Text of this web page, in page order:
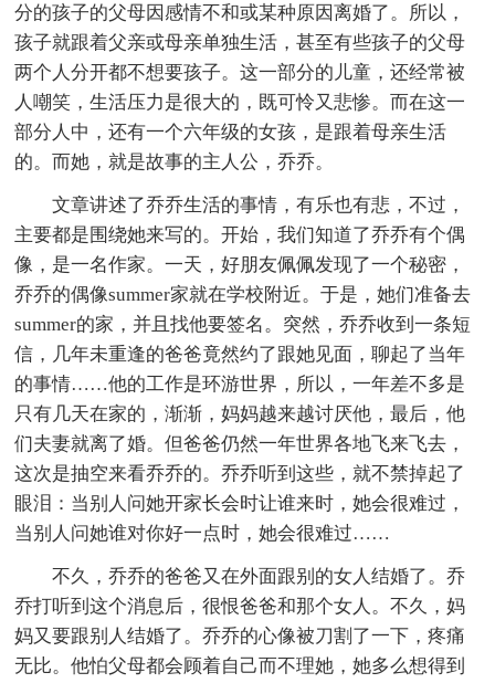
分的孩子的父母因感情不和或某种原因离婚了。所以，
孩子就跟着父亲或母亲单独生活，甚至有些孩子的父母
两个人分开都不想要孩子。这一部分的儿童，还经常被
人嘲笑，生活压力是很大的，既可怜又悲惨。而在这一
部分人中，还有一个六年级的女孩，是跟着母亲生活
的。而她，就是故事的主人公，乔乔。
文章讲述了乔乔生活的事情，有乐也有悲，不过，
主要都是围绕她来写的。开始，我们知道了乔乔有个偶
像，是一名作家。一天，好朋友佩佩发现了一个秘密，
乔乔的偶像summer家就在学校附近。于是，她们准备去
summer的家，并且找他要签名。突然，乔乔收到一条短
信，几年未重逢的爸爸竟然约了跟她见面，聊起了当年
的事情……他的工作是环游世界，所以，一年差不多是
只有几天在家的，渐渐，妈妈越来越讨厌他，最后，他
们夫妻就离了婚。但爸爸仍然一年世界各地飞来飞去，
这次是抽空来看乔乔的。乔乔听到这些，就不禁掉起了
眼泪：当别人问她开家长会时让谁来时，她会很难过，
当别人问她谁对你好一点时，她会很难过……
不久，乔乔的爸爸又在外面跟别的女人结婚了。乔
乔打听到这个消息后，很恨爸爸和那个女人。不久，妈
妈又要跟别人结婚了。乔乔的心像被刀割了一下，疼痛
无比。他怕父母都会顾着自己而不理她，她多么想得到